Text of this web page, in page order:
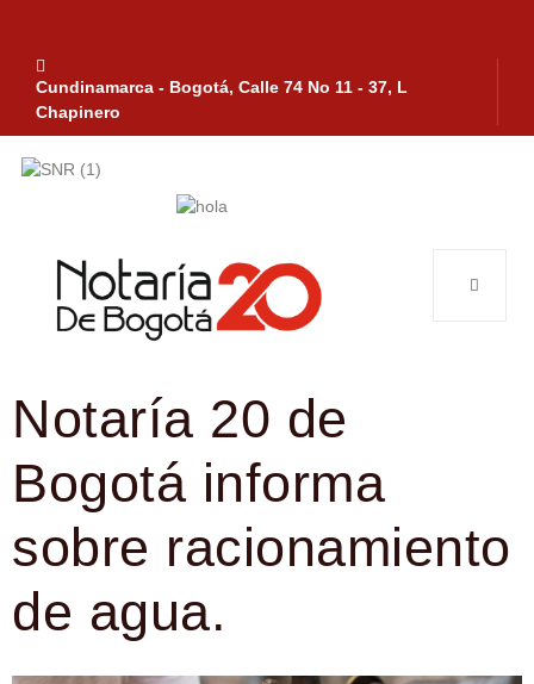
Cundinamarca - Bogotá, Calle 74 No 11 - 37, L
Chapinero
Notaría 20 de
Bogotá informa
sobre racionamiento
de agua.